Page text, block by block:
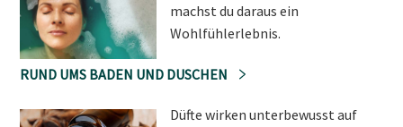
machst du daraus ein
Wohlfühlerlebnis.
RUND UMS BADEN UND DUSCHEN
Düfte wirken unterbewusst auf